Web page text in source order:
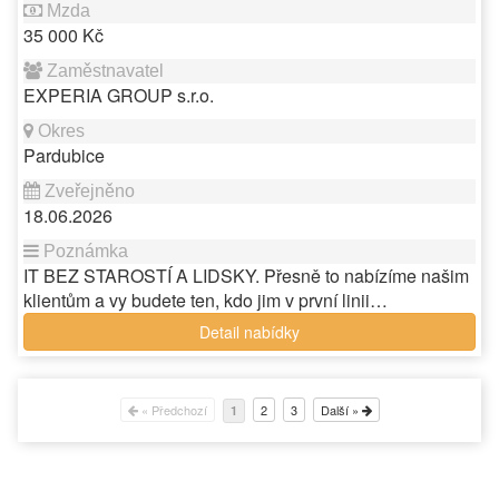
35 000 Kč
EXPERIA GROUP s.r.o.
Pardubice
18.06.2026
IT BEZ STAROSTÍ A LIDSKY. Přesně to nabízíme našim
klientům a vy budete ten, kdo jim v první linii…
Detail nabídky
« Předchozí 1 2 3 Další »